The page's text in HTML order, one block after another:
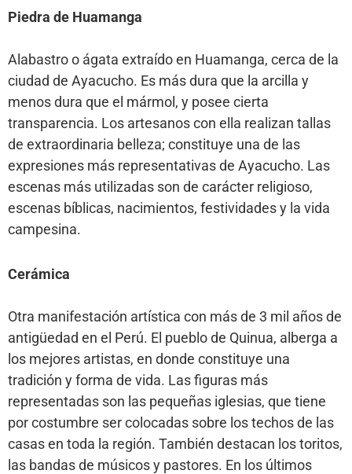
Piedra de Huamanga
Alabastro o ágata extraído en Huamanga, cerca de la
ciudad de Ayacucho. Es más dura que la arcilla y
menos dura que el mármol, y posee cierta
transparencia. Los artesanos con ella realizan tallas
de extraordinaria belleza; constituye una de las
expresiones más representativas de Ayacucho. Las
escenas más utilizadas son de carácter religioso,
escenas bíblicas, nacimientos, festividades y la vida
campesina.
Cerámica
Otra manifestación artística con más de 3 mil años de
antigüedad en el Perú. El pueblo de Quinua, alberga a
los mejores artistas, en donde constituye una
tradición y forma de vida. Las figuras más
representadas son las pequeñas iglesias, que tiene
por costumbre ser colocadas sobre los techos de las
casas en toda la región. También destacan los toritos,
las bandas de músicos y pastores. En los últimos